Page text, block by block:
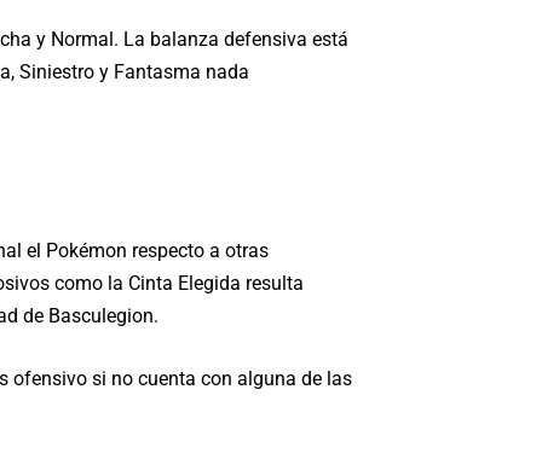
y Normal. La balanza defensiva está
Siniestro y Fantasma nada
el Pokémon respecto a otras
como la Cinta Elegida resulta
de Basculegion.
ofensivo si no cuenta con alguna de las